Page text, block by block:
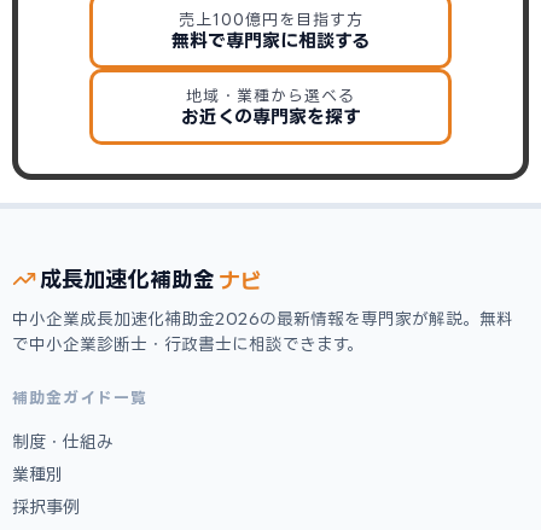
売上100億円を目指す方
無料で専門家に相談する
地域・業種から選べる
お近くの専門家を探す
成長加速化補助金 ナビ
中小企業成長加速化補助金2026の最新情報を専門家が解説。無料
で中小企業診断士・行政書士に相談できます。
補助金ガイド一覧
制度・仕組み
業種別
採択事例